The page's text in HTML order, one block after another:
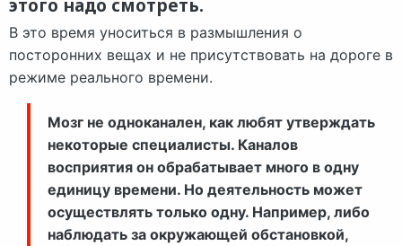
этого надо смотреть.
В это время уноситься в размышления о
посторонних вещах и не присутствовать на дороге в
режиме реального времени.
Мозг не одноканален, как любят утверждать
некоторые специалисты. Каналов
восприятия он обрабатывает много в одну
единицу времени. Но деятельность может
осуществлять только одну. Например, либо
наблюдать за окружающей обстановкой,